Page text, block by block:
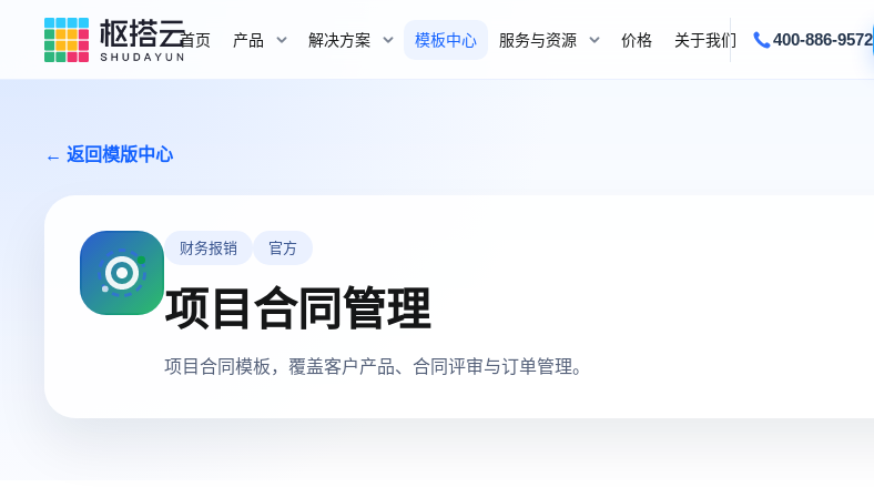
首页 产品 解决方案 模板中心 服务与资源 价格 关于我们 400-886-9572
← 返回模版中心
财务报销 官方
项目合同管理
项目合同模板，覆盖客户产品、合同评审与订单管理。